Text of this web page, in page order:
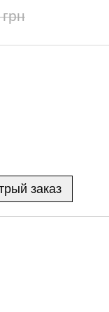
заказ